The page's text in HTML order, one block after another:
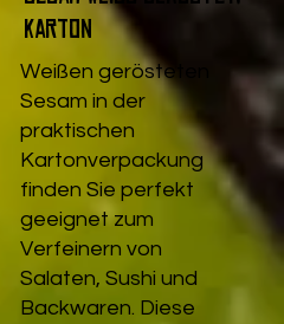
Karton
Weißen gerösteten
Sesam in der
praktischen
Kartonverpackung
finden Sie perfekt
geeignet zum
Verfeinern von
Salaten, Sushi und
Backwaren. Diese